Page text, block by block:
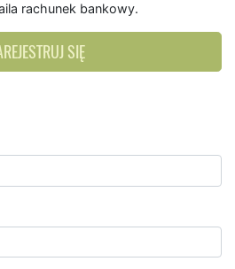
rachunek bankowy.
SIĘ